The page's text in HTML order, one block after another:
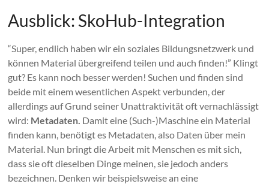
Ausblick: SkoHub-Integration
“Super, endlich haben wir ein soziales Bildungsnetzwerk und
können Material übergreifend teilen und auch finden!” Klingt
gut? Es kann noch besser werden! Suchen und finden sind
beide mit einem wesentlichen Aspekt verbunden, der
allerdings auf Grund seiner Unattraktivität oft vernachlässigt
wird: Metadaten. Damit eine (Such-)Maschine ein Material
finden kann, benötigt es Metadaten, also Daten über mein
Material. Nun bringt die Arbeit mit Menschen es mit sich,
dass sie oft dieselben Dinge meinen, sie jedoch anders
bezeichnen. Denken wir beispielsweise an eine